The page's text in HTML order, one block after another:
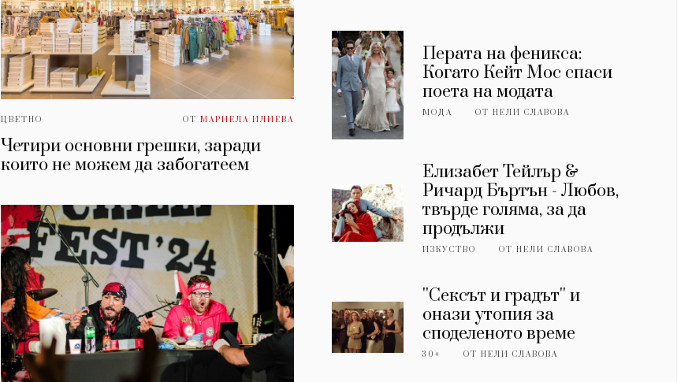
ЦВЕТНО ОТ МАРИЕЛА ИЛИЕВА
Четири основни грешки, заради
които не можем да забогатеем
Перата на феникса:
Когато Кейт Мос спаси
поета на модата
МОДА ОТНЕЛИ СЛАВОВА
Елизабет Тейлър &
Ричард Бъртън - Любов,
твърде голяма, за да
продължи
ИЗКУСТВО ОТНЕЛИ СЛАВОВА
''Сексът и градът'' и
онази утопия за
споделеното време
30+ ОТНЕЛИ СЛАВОВА